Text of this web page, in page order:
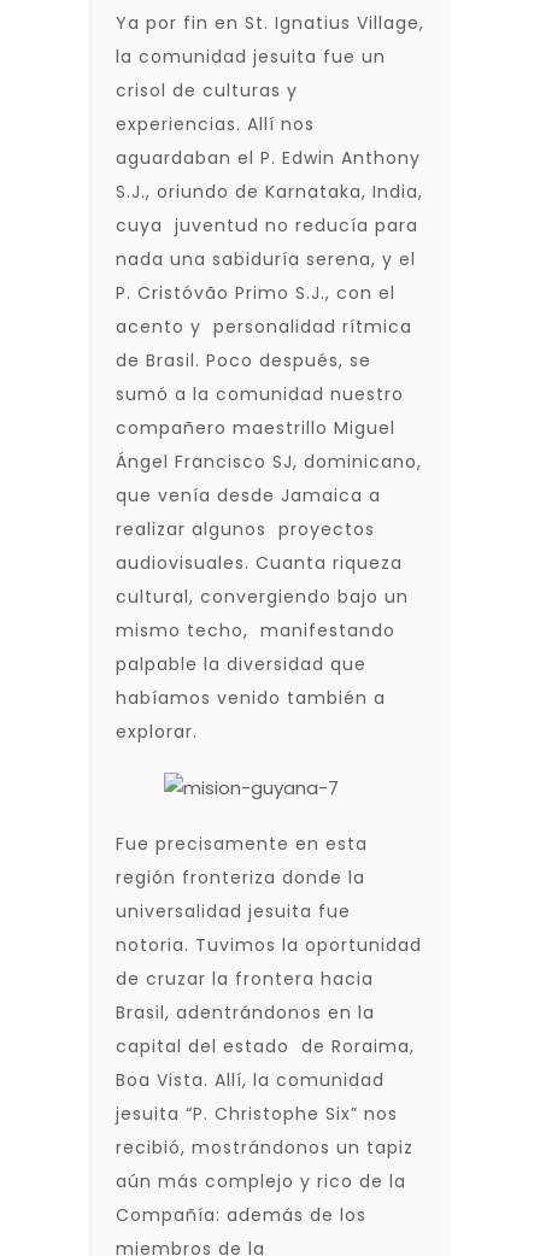
Ya por fin en St. Ignatius Village,
la comunidad jesuita fue un
crisol de culturas y
experiencias. Allí nos
aguardaban el P. Edwin Anthony
S.J., oriundo de Karnataka, India,
cuya juventud no reducía para
nada una sabiduría serena, y el
P. Cristóvão Primo S.J., con el
acento y personalidad rítmica
de Brasil. Poco después, se
sumó a la comunidad nuestro
compañero maestrillo Miguel
Ángel Francisco SJ, dominicano,
que venía desde Jamaica a
realizar algunos proyectos
audiovisuales. Cuanta riqueza
cultural, convergiendo bajo un
mismo techo, manifestando
palpable la diversidad que
habíamos venido también a
explorar.
Fue precisamente en esta
región fronteriza donde la
universalidad jesuita fue
notoria. Tuvimos la oportunidad
de cruzar la frontera hacia
Brasil, adentrándonos en la
capital del estado de Roraima,
Boa Vista. Allí, la comunidad
jesuita “P. Christophe Six” nos
recibió, mostrándonos un tapiz
aún más complejo y rico de la
Compañía: además de los
miembros de la